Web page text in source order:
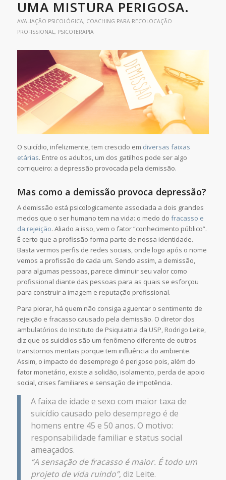
UMA MISTURA PERIGOSA.
AVALIAÇÃO PSICOLÓGICA, COACHING PARA RECOLOCAÇÃO
PROFISSIONAL, PSICOTERAPIA
O suicídio, infelizmente, tem crescido em diversas faixas
etárias. Entre os adultos, um dos gatilhos pode ser algo
corriqueiro: a depressão provocada pela demissão.
Mas como a demissão provoca depressão?
A demissão está psicologicamente associada a dois grandes
medos que o ser humano tem na vida: o medo do fracasso e
da rejeição. Aliado a isso, vem o fator “conhecimento público”.
É certo que a profissão forma parte de nossa identidade.
Basta vermos perfis de redes sociais, onde logo após o nome
vemos a profissão de cada um. Sendo assim, a demissão,
para algumas pessoas, parece diminuir seu valor como
profissional diante das pessoas para as quais se esforçou
para construir a imagem e reputação profissional.
Para piorar, há quem não consiga aguentar o sentimento de
rejeição e fracasso causado pela demissão. O diretor dos
ambulatórios do Instituto de Psiquiatria da USP, Rodrigo Leite,
diz que os suicídios são um fenômeno diferente de outros
transtornos mentais porque tem influência do ambiente.
Assim, o impacto do desemprego é perigoso pois, além do
fator monetário, existe a solidão, isolamento, perda de apoio
social, crises familiares e sensação de impotência.
A faixa de idade e sexo com maior taxa de
suicídio causado pelo desemprego é de
homens entre 45 e 50 anos. O motivo:
responsabilidade familiar e status social
ameaçados.
“A sensação de fracasso é maior. É todo um
projeto de vida ruindo”, diz Leite.